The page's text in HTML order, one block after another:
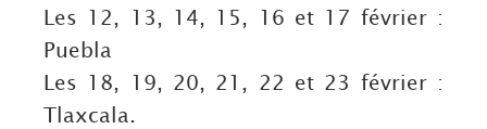
Les 12, 13, 14, 15, 16 et 17 février :
Puebla
Les 18, 19, 20, 21, 22 et 23 février :
Tlaxcala.